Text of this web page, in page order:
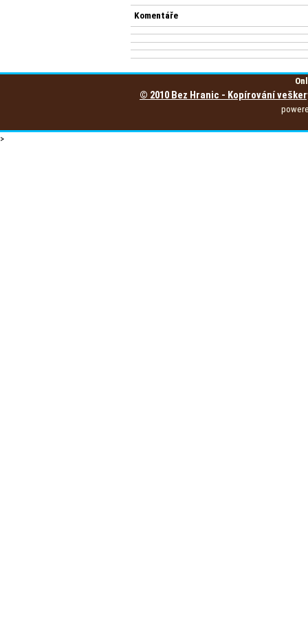
Komentáře
© 2010 Bez Hranic - Kopírování
>